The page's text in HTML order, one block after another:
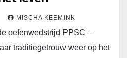
MISCHA KEEMINK
oefenwedstrijd PPSC –
traditiegetrouw weer op het